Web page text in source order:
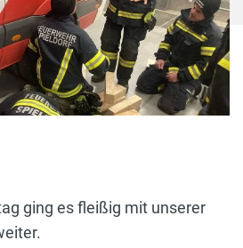
ging es fleißig mit unserer